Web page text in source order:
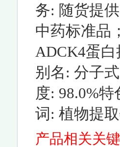
务: 随货提
中药标准品
ADCK4蛋白
别名: 分子
度: 98.0%
词: 植物提
产品相关关